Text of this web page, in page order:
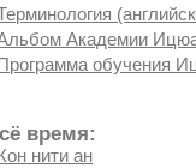
Академии
обучения
время:
нити ан